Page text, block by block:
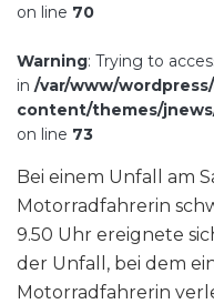
on line 70
Warning: Trying to
in /var/www/
content/themes/
on line 73
Bei einem Unfall am
Motorradfahrerin
9.50 Uhr ereignete
der Unfall, bei dem
Motorradfahrerin